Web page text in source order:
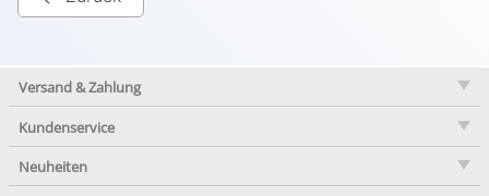
Versand & Zahlung
Kundenservice
Neuheiten